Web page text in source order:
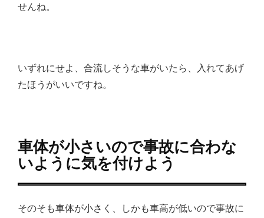
せんね。
いずれにせよ、合流しそうな車がいたら、入れてあげ
たほうがいいですね。
車体が小さいので事故に合わな
いように気を付けよう
そのそも車体が小さく、しかも車高が低いので事故に